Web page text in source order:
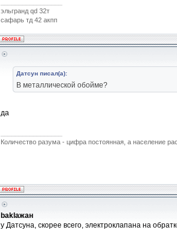
эльгранд qd 32т
сафарь тд 42 акпп
Датсун писал(а):
В металлической обойме?
да
Количество разума - цифра постоянная, а население
baklaжан
у Датсуна, скорее всего, электроклапана на